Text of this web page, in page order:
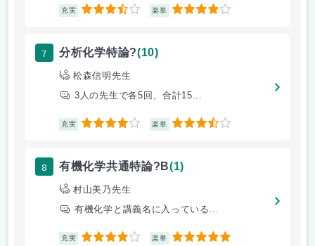
充実 3.5 楽単 4
7 分析化学特論?(10)
松森信明先生
3人の先生で各5回、合計15...
充実 4 楽単 3.5
8 有機化学共通特論?B(1)
村山美乃先生
有機化学と講義名に入っている...
充実 4 楽単 5